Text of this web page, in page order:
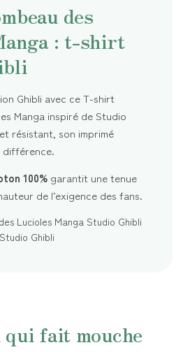
des
: t-shirt
Ghibli avec ce T-shirt
Manga inspiré de Studio
résistant, son imprimé
100% garantit une tenue
de l’exigence des fans.
qui fait mouche